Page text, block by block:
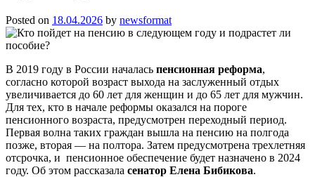
Posted on 18.04.2026 by newsformat
В 2019 году в России началась пенсионная реформа,
согласно которой возраст выхода на заслуженный отдых
увеличивается до 60 лет для женщин и до 65 лет для мужчин.
Для тех, кто в начале реформы оказался на пороге
пенсионного возраста, предусмотрен переходный период.
Первая волна таких граждан вышла на пенсию на полгода
позже, вторая — на полтора. Затем предусмотрена трехлетняя
отсрочка, и пенсионное обеспечение будет назначено в 2024
году. Об этом рассказала сенатор Елена Бибикова.